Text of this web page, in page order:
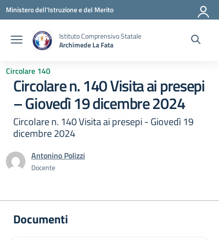
Vai ai contenuti
Vai al menu di navigazione
Vai al footer
Ministero dell'Istruzione e del Merito
Istituto Comprensivo Statale
Archimede La Fata
Circolare 140
Circolare n. 140 Visita ai presepi
– Giovedì 19 dicembre 2024
Circolare n. 140 Visita ai presepi - Giovedì 19
dicembre 2024
Antonino Polizzi
Docente
Documenti